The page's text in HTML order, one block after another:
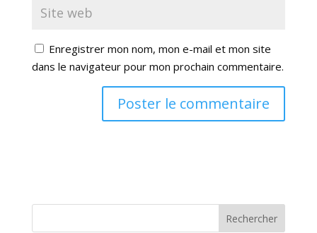
Enregistrer mon nom, mon e-mail et mon site
dans le navigateur pour mon prochain commentaire.
Rechercher